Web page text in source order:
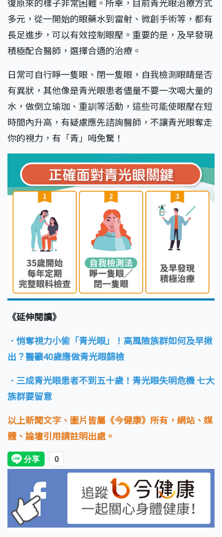
多元，從一開始的眼藥水到雷射、微創手術等，都有
長足進步，可以有效控制眼壓。重要的是，及早發現
積極配合醫師，選擇合適的治療。
日常可自行睜一隻眼、閉一隻眼，自我檢測眼睛是否
有異狀，其他像是青光眼患者儘量不要一次喝大量的
水，做倒立瑜珈、重訓等活動，這些可能使眼壓在短
時間內升高，有疑慮應先諮詢醫師，不讓青光眼奪走
你的視力，有「青」呣免驚！
《延伸閱讀》
．悄奪視力小偷「青光眼」！高風險族群如何及早揪
出？醫籲40歲應做青光眼篩檢
．三成青光眼患者不到五十歲！青光眼失明危機 七大
族群要留意
以上新聞文字、圖片皆屬《今健康》所有，網站、媒
體、論壇引用請註明出處。